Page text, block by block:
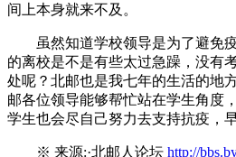
间上本身就来不及。
虽然知道学校领导是为了避免
的离校是不是有些太过急躁，没有
处呢？北邮也是我七年的生活的地
邮各位领导能够帮忙站在学生角度
学生也会尽自己努力去支持抗疫，
※ 来源:·北邮人论坛 http://